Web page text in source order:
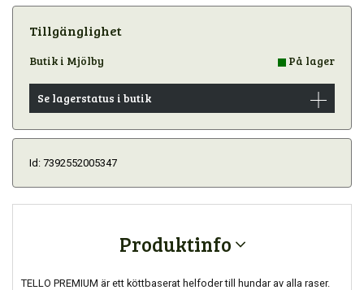
Tillgänglighet
Butik i Mjölby På lager
Se lagerstatus i butik
Id: 7392552005347
Produktinfo
TELLO PREMIUM är ett köttbaserat helfoder till hundar av alla raser.